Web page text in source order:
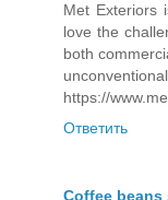
Met Exteriors
love the
both
https://
Ответить
Coffee